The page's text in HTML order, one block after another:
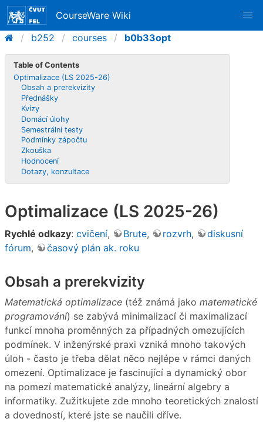
CourseWare Wiki
b252
courses b0b33opt
Table of Contents
Optimalizace (LS 2025-26)
Obsah a prerekvizity
Přednášky
Kvízy
Domácí úlohy
Semestrální testy
Podmínky zápočtu
Zkouška
Hodnocení
Dotazy, konzultace
Optimalizace (LS 2025-26)
Rychlé odkazy: cvičení, Brute, rozvrh,
diskusní
fórum, časový plán ak. roku
Obsah a prerekvizity
Matematická optimalizace (též známá jako matematické
programování) se zabývá minimalizací či maximalizací
funkcí mnoha proměnných za případných omezujících
podmínek. V inženýrské praxi vzniká mnoho takových
úloh - často je třeba dělat něco nejlépe v rámci daných
omezení. Optimalizace je fascinující a dynamický obor
na pomezí matematické analýzy, lineární algebry a
informatiky. Zužitkujete zde mnoho teoretických znalostí
a dovedností, které jste se naučili dříve.